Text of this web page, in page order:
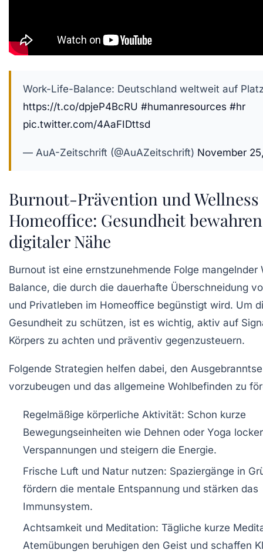
Work-Life-Balance: Deutschland weltweit auf
https://t.co/dpjeP4BcRU #humanresources #hr
pic.twitter.com/4AaFIDttsd
— AuA-Zeitschrift (@AuAZeitschrift) November
Burnout-Prävention und
Homeoffice: Gesundheit
digitaler Nähe
Burnout ist eine ernstzunehmende Folge mangelnder
Balance, die durch die dauerhafte Überschneidung
und Privatleben im Homeoffice begünstigt wird. Um
Gesundheit zu schützen, ist es wichtig, aktiv auf
Körpers zu achten und präventiv gegenzusteuern.
Folgende Strategien helfen dabei, den
vorzubeugen und das allgemeine Wohlbefinden zu
Regelmäßige körperliche Aktivität: Schon kurze
Bewegungseinheiten wie Dehnen oder Yoga
Verspannungen und steigern die Energie.
Frische Luft und Natur nutzen: Spaziergänge in
fördern die mentale Entspannung und stärken das
Immunsystem.
Achtsamkeit und Meditation: Tägliche kurze
Atemübungen beruhigen den Geist und schaffen